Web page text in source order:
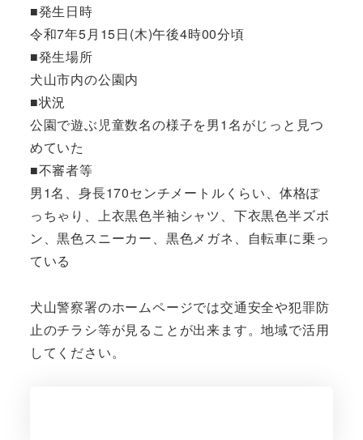
■発生日時
令和7年5月15日(木)午後4時00分頃
■発生場所
犬山市内の公園内
■状況
公園で遊ぶ児童数名の様子を男1名がじっと見つ
めていた
■不審者等
男1名、身長170センチメートルくらい、体格ぽ
っちゃり、上衣黒色半袖シャツ、下衣黒色半ズボ
ン、黒色スニーカー、黒色メガネ、自転車に乗っ
ている
犬山警察署のホームページでは交通安全や犯罪防
止のチラシ等が見ることが出来ます。地域で活用
してください。